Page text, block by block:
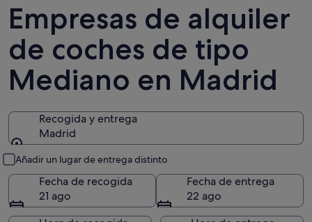
Empresas de alquiler
de coches de tipo
Mediano en Madrid
Recogida y entrega
Madrid
Añadir un lugar de entrega distinto
Fecha de recogida
21 ago
Fecha de entrega
22 ago